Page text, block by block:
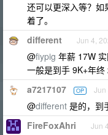
还可以更深入等？
着了。
different Jun 4,
@fiypig 年薪 17W 实
一般是到手 9K+年
a7217107 OP Jun
@different 是的，到
FireFoxAhri Jun